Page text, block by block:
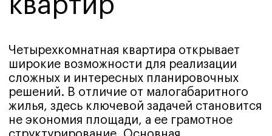
Какие факторы
и избежав ощущения лабиринта. Работа
с такой площадью требует комплексного
и микроклимату, чтобы каждый уголок
дома был уютным и практичным.